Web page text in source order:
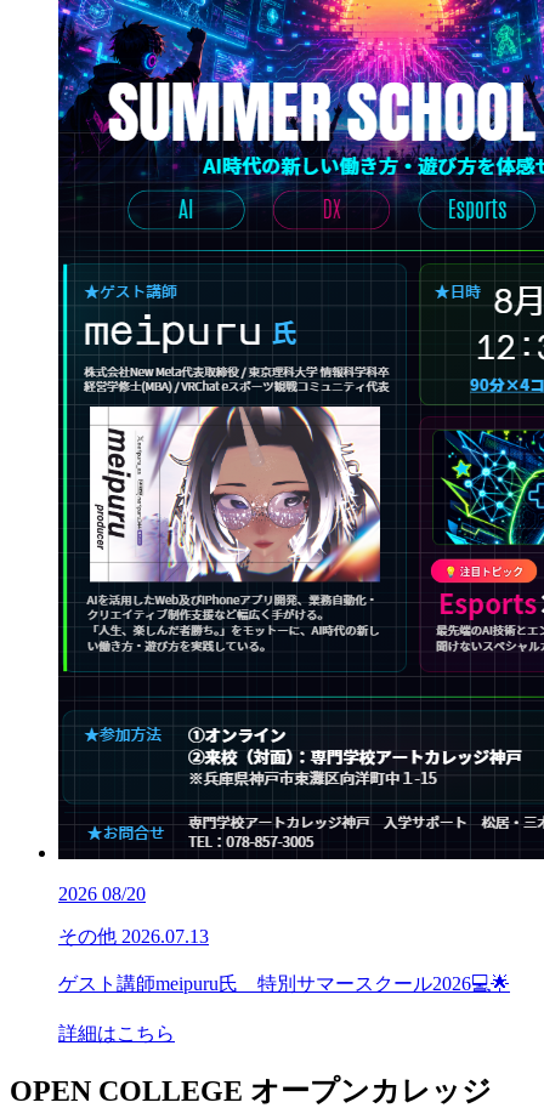
2026 08/20
その他 2026.07.13
ゲスト講師meipuru氏 特別サマースクール2026💻🌟
詳細はこちら
OPEN COLLEGE オープンカレッジ